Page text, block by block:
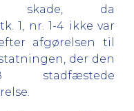
skade, da
1, nr. 1-4 ikke var
afgørelsen til
der den